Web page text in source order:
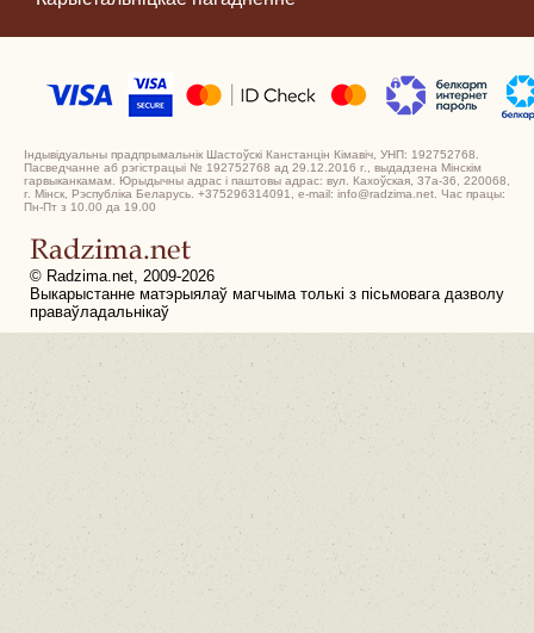
Індывідуальны прадпрымальнік Шастоўскі Канстанцін Кімавіч, УНП: 192752768.
Пасведчанне аб рэгістрацыі № 192752768 ад 29.12.2016 г., выдадзена Мінскім
гарвыканкамам. Юрыдычны адрас і паштовы адрас: вул. Кахоўская, 37а-36, 220068,
г. Мінск, Рэспубліка Беларусь. +375296314091, e-mail: info@radzima.net. Час працы:
Пн-Пт з 10.00 да 19.00
© Radzima.net, 2009-2026
Выкарыстанне матэрыялаў магчыма толькі з пісьмовага дазволу
праваўладальнікаў